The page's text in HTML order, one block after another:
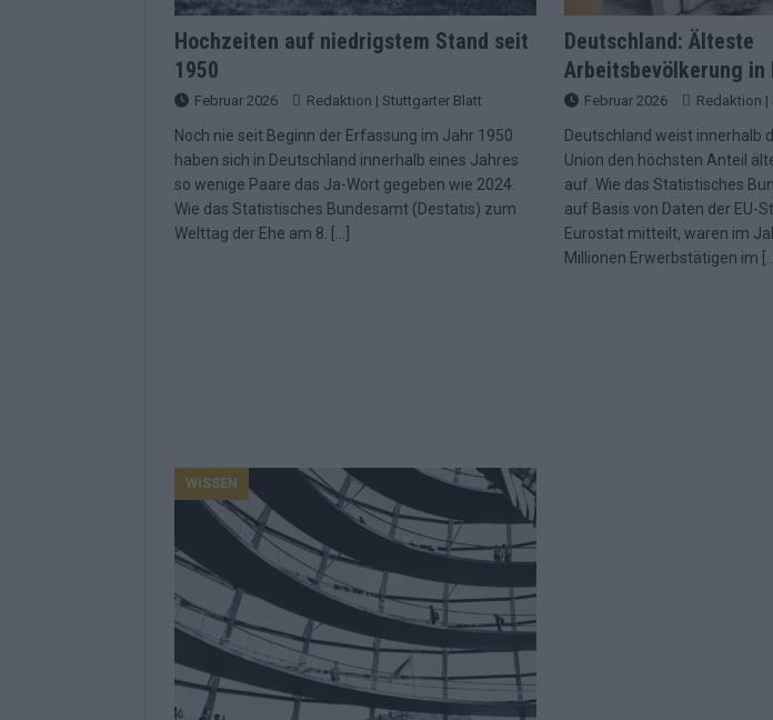
Quoten vor ESC-Halbfinale 2: Dänemark vorne, Aserbaidschan
überrascht negativ EXTRA
[ Juni 2026 ] Neue Themenwelt, neues Café, neue Westernstadt: Der Europa-Park
Highlights EXTRA
[ Mai 2026 ] DARA gewinnt verdient, Israel problematisch, Deutschland strukturell
Hochzeiten auf niedrigstem Stand seit
1950
Februar 2026 Redaktion | Stuttgarter Blatt
Noch nie seit Beginn der Erfassung im Jahr 1950
haben sich in Deutschland innerhalb eines Jahres
so wenige Paare das Ja-Wort gegeben wie 2024.
Wie das Statistisches Bundesamt (Destatis) zum
Welttag der Ehe am 8.
Deutschland: Älteste
Arbeitsbevölkerung in
Februar 2026 Redaktion |
Deutschland weist innerhalb
Union den höchsten Anteil
auf. Wie das Statistisches
auf Basis von Daten der EU-
Eurostat mitteilt, waren im
Millionen Erwerbstätigen im
WISSEN